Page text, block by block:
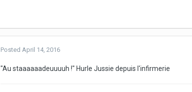
Posted April 14, 2016
"Au staaaaaadeuuuuh !" Hurle Jussie depuis l'infirmerie